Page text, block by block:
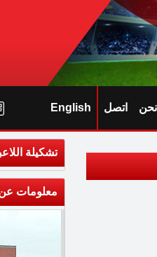
اتصل English
تشكيلة
معلومات